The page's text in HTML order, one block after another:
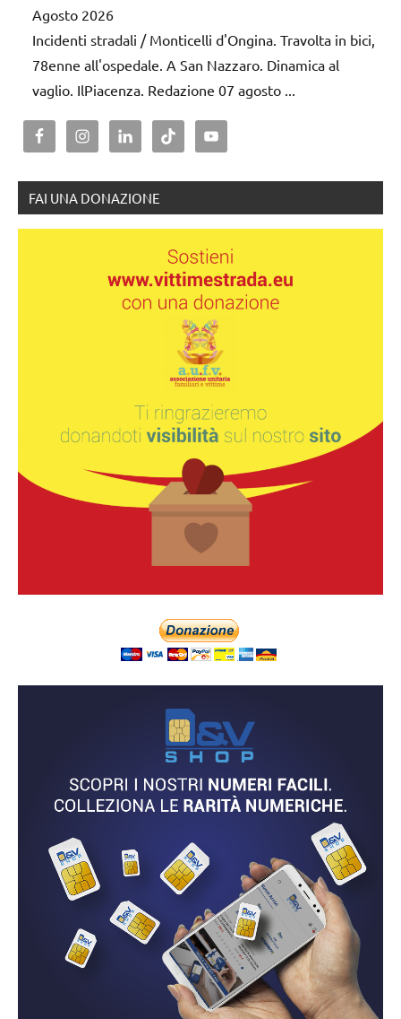
Agosto 2026
Incidenti stradali / Monticelli d'Ongina. Travolta in bici,
78enne all'ospedale. A San Nazzaro. Dinamica al
vaglio. IlPiacenza. Redazione 07 agosto ...
FAI UNA DONAZIONE